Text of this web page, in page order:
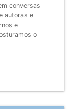
conversas
autoras e
e
o